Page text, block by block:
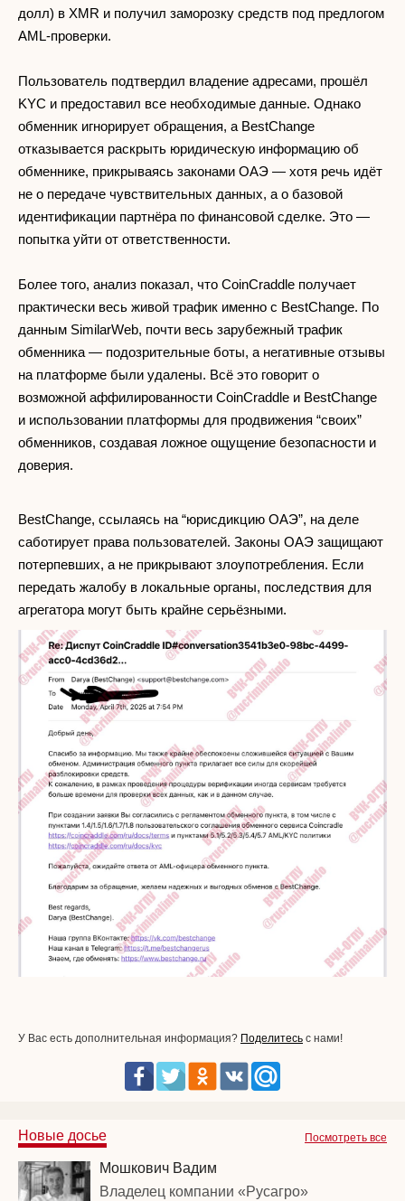
долл) в XMR и получил заморозку средств под предлогом
AML-проверки.
Пользователь подтвердил владение адресами, прошёл
KYC и предоставил все необходимые данные. Однако
обменник игнорирует обращения, а BestChange
отказывается раскрыть юридическую информацию об
обменнике, прикрываясь законами ОАЭ — хотя речь идёт
не о передаче чувствительных данных, а о базовой
идентификации партнёра по финансовой сделке. Это —
попытка уйти от ответственности.
Более того, анализ показал, что CoinCraddle получает
практически весь живой трафик именно с BestChange. По
данным SimilarWeb, почти весь зарубежный трафик
обменника — подозрительные боты, а негативные отзывы
на платформе были удалены. Всё это говорит о
возможной аффилированности CoinCraddle и BestChange
и использовании платформы для продвижения “своих”
обменников, создавая ложное ощущение безопасности и
доверия.
BestChange, ссылаясь на “юрисдикцию ОАЭ”, на деле
саботирует права пользователей. Законы ОАЭ защищают
потерпевших, а не прикрывают злоупотребления. Если
передать жалобу в локальные органы, последствия для
агрегатора могут быть крайне серьёзными.
У Вас есть дополнительная информация? Поделитесь с нами!
Посмотреть все
Новые досье
Мошкович Вадим
Владелец компании «Русагро»